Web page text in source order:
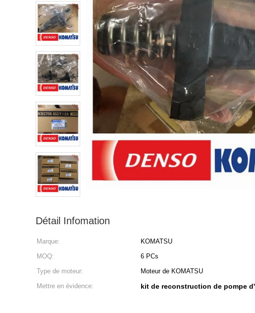
Détail Infomation
Marque: KOMATSU
MOQ:
6 PCs
Type de moteur:
Moteur de KOMATSU
Mettre en évidence:
kit de reconstruction de pompe